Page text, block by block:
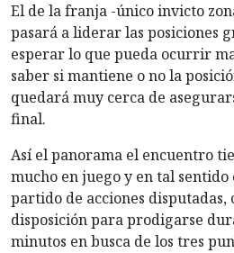
El de la franja -único invicto
pasará a liderar las posiciones
esperar lo que pueda ocurrir
saber si mantiene o no la
quedará muy cerca de
final.
Así el panorama el encuentro
mucho en juego y en tal
partido de acciones disputadas,
disposición para prodigarse
minutos en busca de los tres